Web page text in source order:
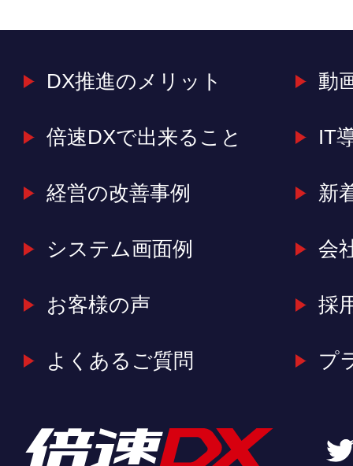
DX推進のメリット
倍速DXで出来ること
経営の改善事例
システム画面例
お客様の声
よくあるご質問
動
IT
新
会
採
プ